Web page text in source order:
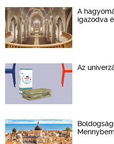
A
igazodva
Az